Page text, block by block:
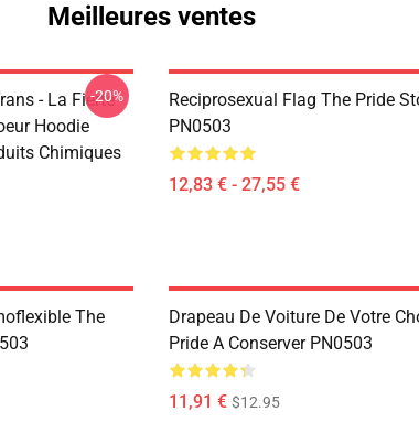
Meilleures ventes
- La Fierté
Hoodie
Chimiques
-20%
Reciprosexual Flag The Pride
PN0503
12,83 € - 27,55 €
The
Drapeau De Voiture De Votre
Pride A Conserver PN0503
11,91 € $12.95